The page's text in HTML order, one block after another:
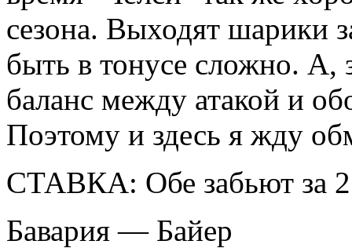
сезона. Выходят шарики
быть в тонусе сложно. А,
баланс между атакой и
Поэтому и здесь я жду
СТАВКА: Обе забьют за
Бавария — Байер